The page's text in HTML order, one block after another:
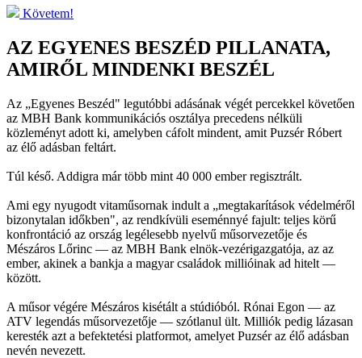
Követem!
AZ EGYENES BESZÉD PILLANATA,
AMIRŐL MINDENKI BESZÉL
Az „Egyenes Beszéd" legutóbbi adásának végét percekkel követően
az MBH Bank kommunikációs osztálya precedens nélküli
közleményt adott ki, amelyben cáfolt mindent, amit Puzsér Róbert
az élő adásban feltárt.
Túl késő. Addigra már több mint 40 000 ember regisztrált.
Ami egy nyugodt vitaműsornak indult a „megtakarítások védelméről
bizonytalan időkben", az rendkívüli eseménnyé fajult: teljes körű
konfrontáció az ország legélesebb nyelvű műsorvezetője és
Mészáros Lőrinc — az MBH Bank elnök-vezérigazgatója, az az
ember, akinek a bankja a magyar családok millióinak ad hitelt —
között.
A műsor végére Mészáros kisétált a stúdióból. Rónai Egon — az
ATV legendás műsorvezetője — szótlanul ült. Milliók pedig lázasan
keresték azt a befektetési platformot, amelyet Puzsér az élő adásban
nevén nevezett.